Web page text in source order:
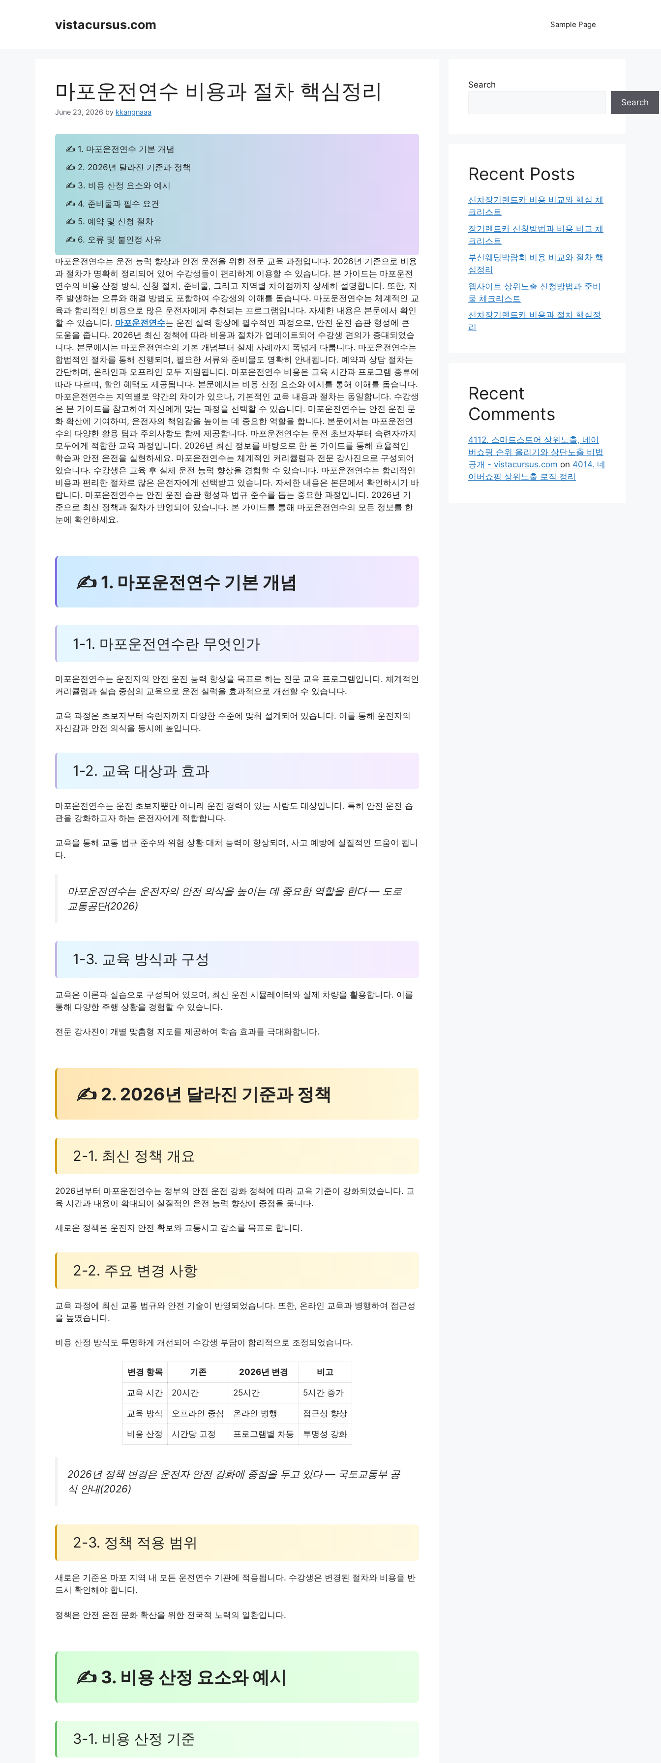
vistacursus.com Sample Page
마포운전연수 비용과 절차 핵심정리
June 23, 2026 by kkangnaaa
✍ 1. 마포운전연수 기본 개념
✍ 2. 2026년 달라진 기준과 정책
✍ 3. 비용 산정 요소와 예시
✍ 4. 준비물과 필수 요건
✍ 5. 예약 및 신청 절차
✍ 6. 오류 및 불인정 사유
마포운전연수는 운전 능력 향상과 안전 운전을 위한 전문 교육 과정입니다. 2026년 기준으로 비용
과 절차가 명확히 정리되어 있어 수강생들이 편리하게 이용할 수 있습니다. 본 가이드는 마포운전
연수의 비용 산정 방식, 신청 절차, 준비물, 그리고 지역별 차이점까지 상세히 설명합니다. 또한, 자
주 발생하는 오류와 해결 방법도 포함하여 수강생의 이해를 돕습니다. 마포운전연수는 체계적인 교
육과 합리적인 비용으로 많은 운전자에게 추천되는 프로그램입니다. 자세한 내용은 본문에서 확인
할 수 있습니다. 마포운전연수는 운전 실력 향상에 필수적인 과정으로, 안전 운전 습관 형성에 큰
도움을 줍니다. 2026년 최신 정책에 따라 비용과 절차가 업데이트되어 수강생 편의가 증대되었습
니다. 본문에서는 마포운전연수의 기본 개념부터 실제 사례까지 폭넓게 다룹니다. 마포운전연수는
합법적인 절차를 통해 진행되며, 필요한 서류와 준비물도 명확히 안내됩니다. 예약과 상담 절차는
간단하며, 온라인과 오프라인 모두 지원됩니다. 마포운전연수 비용은 교육 시간과 프로그램 종류에
따라 다르며, 할인 혜택도 제공됩니다. 본문에서는 비용 산정 요소와 예시를 통해 이해를 돕습니다.
마포운전연수는 지역별로 약간의 차이가 있으나, 기본적인 교육 내용과 절차는 동일합니다. 수강생
은 본 가이드를 참고하여 자신에게 맞는 과정을 선택할 수 있습니다. 마포운전연수는 안전 운전 문
화 확산에 기여하며, 운전자의 책임감을 높이는 데 중요한 역할을 합니다. 본문에서는 마포운전연
수의 다양한 활용 팁과 주의사항도 함께 제공합니다. 마포운전연수는 운전 초보자부터 숙련자까지
모두에게 적합한 교육 과정입니다. 2026년 최신 정보를 바탕으로 한 본 가이드를 통해 효율적인
학습과 안전 운전을 실현하세요. 마포운전연수는 체계적인 커리큘럼과 전문 강사진으로 구성되어
있습니다. 수강생은 교육 후 실제 운전 능력 향상을 경험할 수 있습니다. 마포운전연수는 합리적인
비용과 편리한 절차로 많은 운전자에게 선택받고 있습니다. 자세한 내용은 본문에서 확인하시기 바
랍니다. 마포운전연수는 안전 운전 습관 형성과 법규 준수를 돕는 중요한 과정입니다. 2026년 기
준으로 최신 정책과 절차가 반영되어 있습니다. 본 가이드를 통해 마포운전연수의 모든 정보를 한
눈에 확인하세요.
✍ 1. 마포운전연수 기본 개념
1-1. 마포운전연수란 무엇인가
마포운전연수는 운전자의 안전 운전 능력 향상을 목표로 하는 전문 교육 프로그램입니다. 체계적인
커리큘럼과 실습 중심의 교육으로 운전 실력을 효과적으로 개선할 수 있습니다.
교육 과정은 초보자부터 숙련자까지 다양한 수준에 맞춰 설계되어 있습니다. 이를 통해 운전자의
자신감과 안전 의식을 동시에 높입니다.
1-2. 교육 대상과 효과
마포운전연수는 운전 초보자뿐만 아니라 운전 경력이 있는 사람도 대상입니다. 특히 안전 운전 습
관을 강화하고자 하는 운전자에게 적합합니다.
교육을 통해 교통 법규 준수와 위험 상황 대처 능력이 향상되며, 사고 예방에 실질적인 도움이 됩니
다.
마포운전연수는 운전자의 안전 의식을 높이는 데 중요한 역할을 한다 — 도로
교통공단(2026)
1-3. 교육 방식과 구성
교육은 이론과 실습으로 구성되어 있으며, 최신 운전 시뮬레이터와 실제 차량을 활용합니다. 이를
통해 다양한 주행 상황을 경험할 수 있습니다.
전문 강사진이 개별 맞춤형 지도를 제공하여 학습 효과를 극대화합니다.
✍ 2. 2026년 달라진 기준과 정책
2-1. 최신 정책 개요
2026년부터 마포운전연수는 정부의 안전 운전 강화 정책에 따라 교육 기준이 강화되었습니다. 교
육 시간과 내용이 확대되어 실질적인 운전 능력 향상에 중점을 둡니다.
새로운 정책은 운전자 안전 확보와 교통사고 감소를 목표로 합니다.
2-2. 주요 변경 사항
교육 과정에 최신 교통 법규와 안전 기술이 반영되었습니다. 또한, 온라인 교육과 병행하여 접근성
을 높였습니다.
비용 산정 방식도 투명하게 개선되어 수강생 부담이 합리적으로 조정되었습니다.
변경 항목 기존 2026년 변경 비고
교육 시간 20시간 25시간 5시간 증가
교육 방식 오프라인 중심 온라인 병행 접근성 향상
비용 산정 시간당 고정 프로그램별 차등 투명성 강화
2026년 정책 변경은 운전자 안전 강화에 중점을 두고 있다 — 국토교통부 공
식 안내(2026)
2-3. 정책 적용 범위
새로운 기준은 마포 지역 내 모든 운전연수 기관에 적용됩니다. 수강생은 변경된 절차와 비용을 반
드시 확인해야 합니다.
정책은 안전 운전 문화 확산을 위한 전국적 노력의 일환입니다.
✍ 3. 비용 산정 요소와 예시
3-1. 비용 산정 기준
Search
Search
Recent Posts
신차장기렌트카 비용 비교와 핵심 체
크리스트
장기렌트카 신청방법과 비용 비교 체
크리스트
부산웨딩박람회 비용 비교와 절차 핵
심정리
웹사이트 상위노출 신청방법과 준비
물 체크리스트
신차장기렌트카 비용과 절차 핵심정
리
Recent
Comments
4112. 스마트스토어 상위노출, 네이
버쇼핑 순위 올리기와 상단노출 비법
공개 - vistacursus.com on 4014. 네
이버쇼핑 상위노출 로직 정리